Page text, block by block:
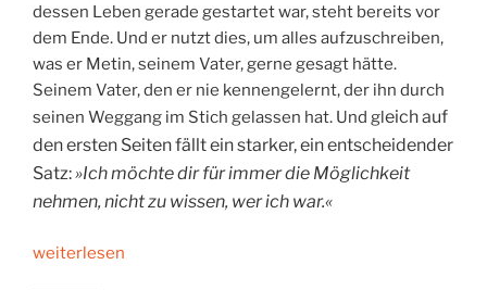
dessen Leben gerade gestartet war, steht bereits vor
dem Ende. Und er nutzt dies, um alles aufzuschreiben,
was er Metin, seinem Vater, gerne gesagt hätte.
Seinem Vater, den er nie kennengelernt, der ihn durch
seinen Weggang im Stich gelassen hat. Und gleich auf
den ersten Seiten fällt ein starker, ein entscheidender
Satz:»Ich möchte dir für immer die Möglichkeit
nehmen, nicht zu wissen, wer ich war.«
„Brief
weiterlesen